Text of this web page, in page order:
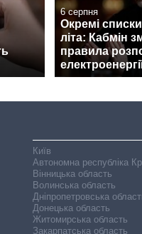
6 серпня
Окремі
літа: Кабмін
правила
Київ
Автономна республіка
Вінницька область
Волинська область
Дніпропетровська
Донецька область
Житомирська область
Закарпатська область